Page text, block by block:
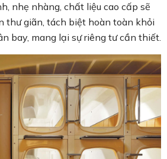
nhẹ nhàng, chất liệu cao cấp sẽ
thư giãn, tách biệt hoàn toàn khỏi
bay, mang lại sự riêng tư cần thiết.